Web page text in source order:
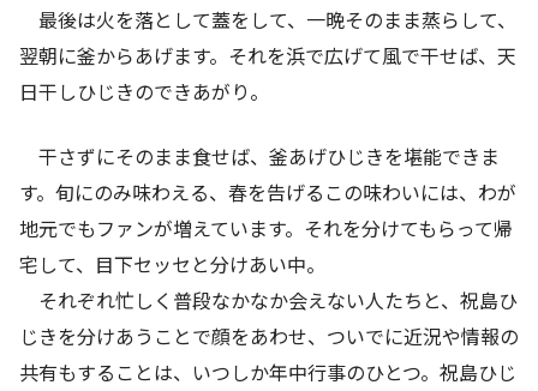
最後は火を落として蓋をして、一晩そのまま蒸らして、
翌朝に釜からあげます。それを浜で広げて風で干せば、天
日干しひじきのできあがり。
干さずにそのまま食せば、釜あげひじきを堪能できま
す。旬にのみ味わえる、春を告げるこの味わいには、わが
地元でもファンが増えています。それを分けてもらって帰
宅して、目下セッセと分けあい中。
それぞれ忙しく普段なかなか会えない人たちと、祝島ひ
じきを分けあうことで顔をあわせ、ついでに近況や情報の
共有もすることは、いつしか年中行事のひとつ。祝島ひじ